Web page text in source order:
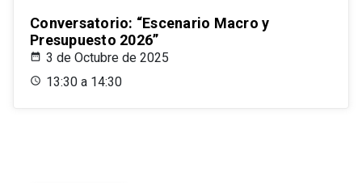
Conversatorio: “Escenario Macro y
Presupuesto 2026”
3 de Octubre de 2025
13:30 a 14:30